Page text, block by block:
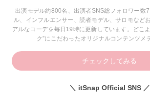
出演モデル約800名、出演者SNS総フォロワー数
ル、インフルエンサー、読者モデル、サロモなど
アルなコーデを毎日19時に更新しています。どこ
ク”にこだわったオリジナルコンテンツメ
チェックしてみる
＼ itSnap Official SNS ／